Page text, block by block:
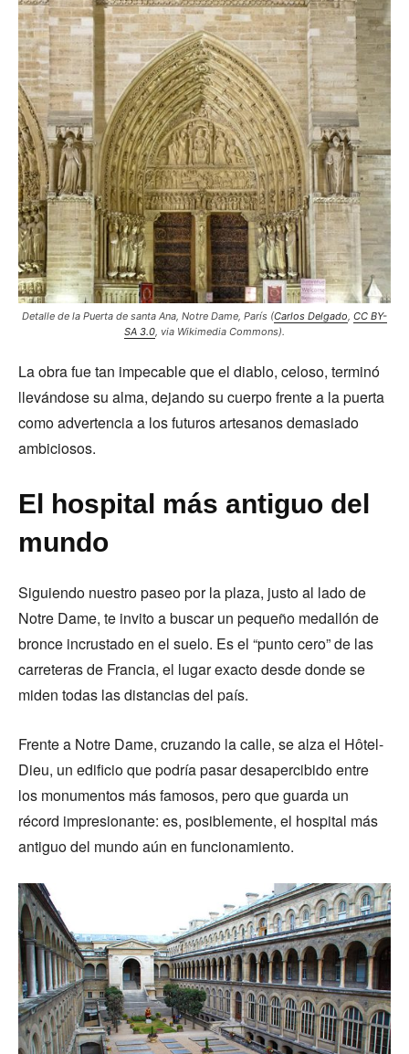
Detalle de la Puerta de santa Ana, Notre Dame, París (Carlos Delgado, CC BY-
SA 3.0, via Wikimedia Commons).
La obra fue tan impecable que el diablo, celoso, terminó
llevándose su alma, dejando su cuerpo frente a la puerta
como advertencia a los futuros artesanos demasiado
ambiciosos.
El hospital más antiguo del
mundo
Siguiendo nuestro paseo por la plaza, justo al lado de
Notre Dame, te invito a buscar un pequeño medallón de
bronce incrustado en el suelo. Es el “punto cero” de las
carreteras de Francia, el lugar exacto desde donde se
miden todas las distancias del país.
Frente a Notre Dame, cruzando la calle, se alza el Hôtel-
Dieu, un edificio que podría pasar desapercibido entre
los monumentos más famosos, pero que guarda un
récord impresionante: es, posiblemente, el hospital más
antiguo del mundo aún en funcionamiento.